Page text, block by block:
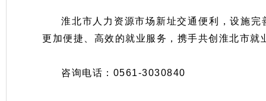
淮北市人力资源市场新址交通便利，设施
更加便捷、高效的就业服务，携手共创淮北市就
咨询电话：0561-3030840